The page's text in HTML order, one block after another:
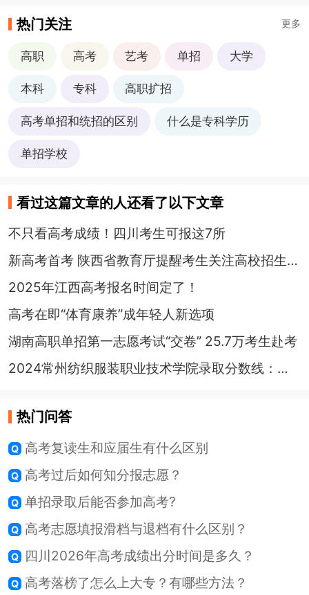
热门关注 更多
高职 高考 艺考 单招 大学
本科 专科 高职扩招
高考单招和统招的区别 什么是专科学历
单招学校
看过这篇文章的人还看了以下文章
不只看高考成绩！四川考生可报这7所
新高考首考 陕西省教育厅提醒考生关注高校招生章程
2025年江西高考报名时间定了！
高考在即“体育康养”成年轻人新选项
湖南高职单招第一志愿考试“交卷” 25.7万考生赴考
2024常州纺织服装职业技术学院录取分数线：最低多少分能上
热门问答
高考复读生和应届生有什么区别
高考过后如何知分报志愿？
单招录取后能否参加高考?
高考志愿填报滑档与退档有什么区别？
四川2026年高考成绩出分时间是多久？
高考落榜了怎么上大专？有哪些方法？